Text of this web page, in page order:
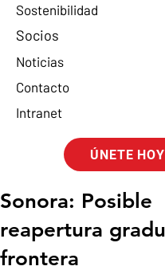
Sostenibilidad
Socios
Noticias
Contacto
Intranet
ÚNETE HOY
Sonora: Posible
reapertura
frontera